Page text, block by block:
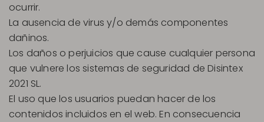
ocurrir.
La ausencia de virus y/o demás componentes
dañinos.
Los daños o perjuicios que cause cualquier persona
que vulnere los sistemas de seguridad de Disintex
2021 SL.
El uso que los usuarios puedan hacer de los
contenidos incluidos en el web. En consecuencia